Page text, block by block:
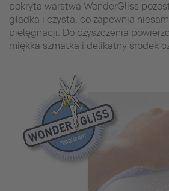
pokryta warstwą WonderGliss
gładka i czysta, co zapewnia
pielęgnacji. Do czyszczenia
miękka szmatka i delikatny środek